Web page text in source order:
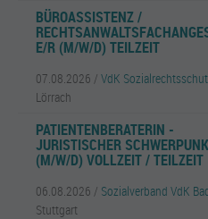
BÜROASSISTENZ /
E/R (M/W/D) TEILZEIT
07.08.2026 / VdK
Lörrach
PATIENTENBERATERIN -
JURISTISCHER
(M/W/D) VOLLZEIT / TEILZEIT
06.08.2026 / Sozialverband VdK
Stuttgart